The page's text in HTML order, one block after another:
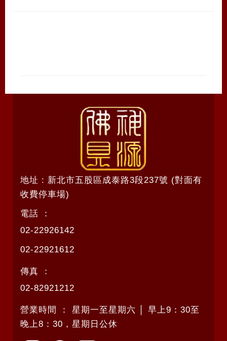
地址 : 新北市五股區成泰路3段237號 (對面有
收費停車場)
電話 ：
02-22926142
02-22921612
傳真 ：
02-82921212
營業時間 ： 星期一至星期六 │ 早上9：30至
晚上8：30，星期日公休